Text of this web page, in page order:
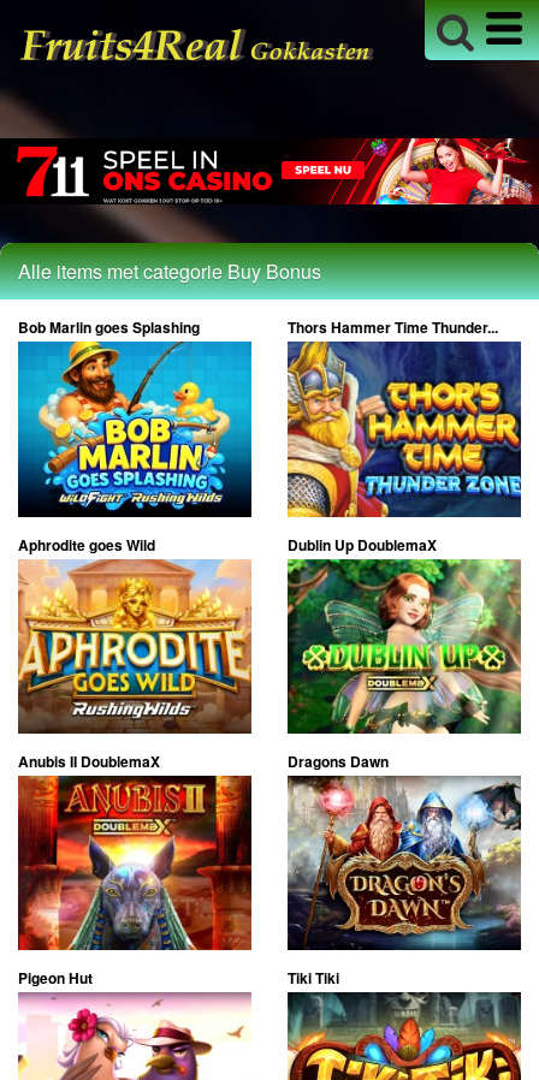
Alle items met categorie Buy Bonus
Bob Marlin goes Splashing Thors Hammer Time Thunder...
Aphrodite goes Wild Dublin Up DoublemaX
Anubis II DoublemaX Dragons Dawn
Pigeon Hut Tiki Tiki